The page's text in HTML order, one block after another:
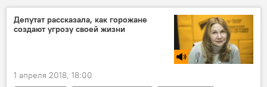
Депутат рассказала, как горожане
создают угрозу своей жизни
1 апреля 2018, 18:00